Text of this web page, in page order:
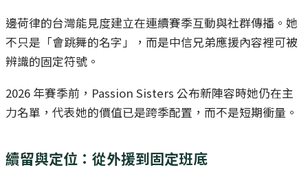
邊荷律的台灣能見度建立在連續賽季互動與社群傳播。她
不只是「會跳舞的名字」，而是中信兄弟應援內容裡可被
辨識的固定符號。
2026 年賽季前，Passion Sisters 公布新陣容時她仍在主
力名單，代表她的價值已是跨季配置，而不是短期衝量。
續留與定位：從外援到固定班底